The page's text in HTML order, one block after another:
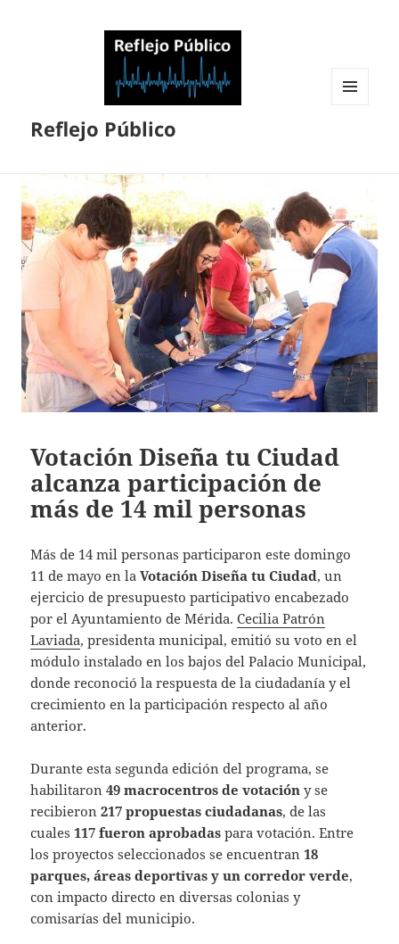
Reflejo Público
Votación Diseña tu Ciudad
alcanza participación de
más de 14 mil personas
Más de 14 mil personas participaron este domingo
11 de mayo en laVotación Diseña tu Ciudad, un
ejercicio de presupuesto participativo encabezado
por el Ayuntamiento de Mérida.Cecilia Patrón
Laviada, presidenta municipal, emitió su voto en el
módulo instalado en los bajos del Palacio Municipal,
donde reconoció la respuesta de la ciudadanía y el
crecimiento en la participación respecto al año
anterior.
Durante esta segunda edición del programa, se
habilitaron49 macrocentros de votación y se
recibieron217 propuestas ciudadanas, de las
cuales117 fueron aprobadas para votación. Entre
los proyectos seleccionados se encuentran18
parques, áreas deportivas y un corredor verde,
con impacto directo en diversas colonias y
comisarías del municipio.